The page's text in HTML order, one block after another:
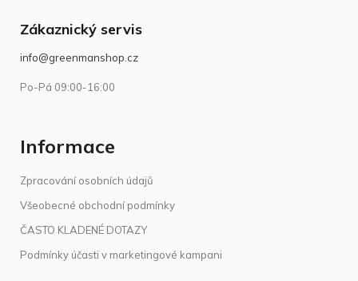
Zákaznický servis
info@greenmanshop.cz
Po-Pá 09:00-16:00
Informace
Zpracování osobních údajů
Všeobecné obchodní podmínky
ČASTO KLADENÉ DOTAZY
Podmínky účasti v marketingové kampani